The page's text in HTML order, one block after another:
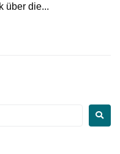
über die...